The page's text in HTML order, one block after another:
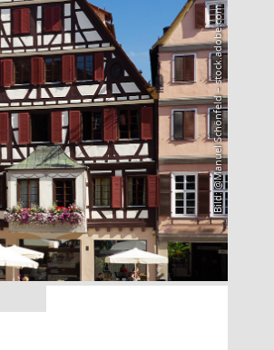
Bild: @Manuel Schönfeld – stock.adobe.com